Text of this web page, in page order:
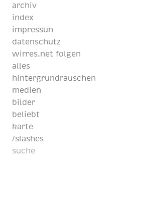
archiv
index
impressun
datenschutz
wirres.net folgen
alles
hintergrundrauschen
medien
bilder
beliebt
karte
/slashes